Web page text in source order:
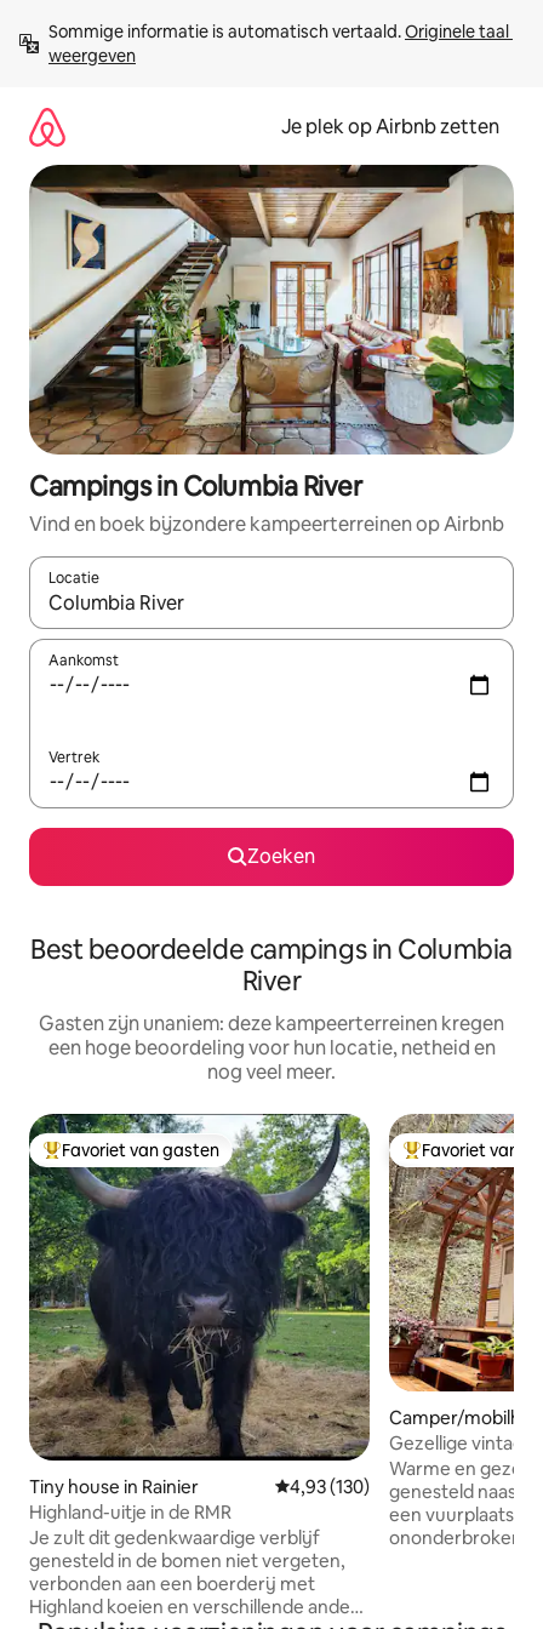
direct
naar
Sommige informatie is automatisch vertaald. Originele taal
weergeven
Je plek op Airbnb zetten
Campings in Columbia River
Vind en boek bijzondere kampeerterreinen op Airbnb
Locatie
Wanneer er resultaten beschikbaar zijn, maak je een keuze
Aankomst
Vertrek
Zoeken
Best beoordeelde campings in Columbia
River
Gasten zijn unaniem: deze kampeerterreinen kregen
een hoge beoordeling voor hun locatie, netheid en
nog veel meer.
Topfavoriet van gasten
Favoriet van gasten
Tiny house in Rainier Gemiddelde beoordeling van
4,93 (130)
Highland-uitje in de RMR
Je zult dit gedenkwaardige verblijf
genesteld in de bomen niet vergeten,
verbonden aan een boerderij met
Highland koeien en verschillende andere
Topfavoriet van
Favoriet van
Camper/
and
Gezellige vintage
van Portland.
Warme en
genesteld naast Forest
een vuurplaats,
ononderbroken